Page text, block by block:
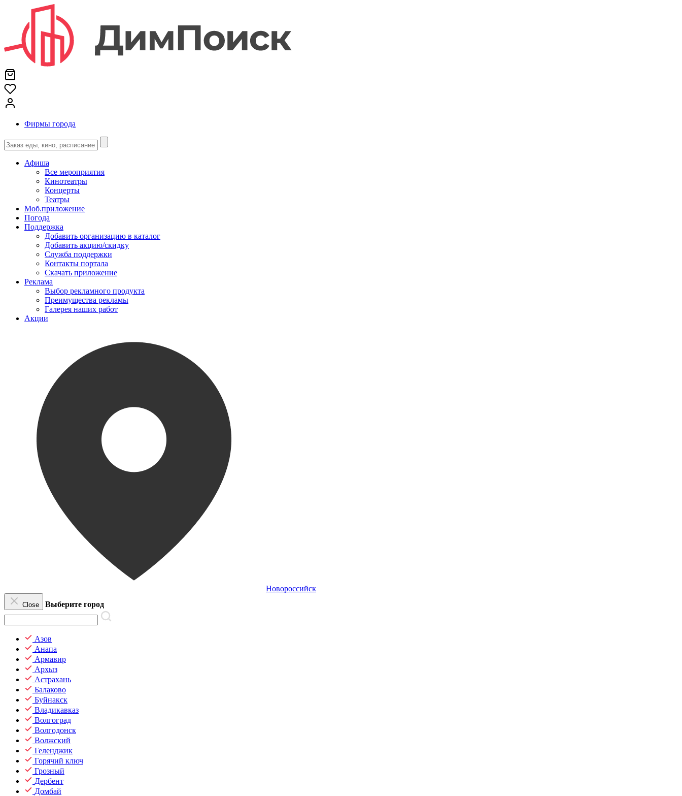
Фирмы города
Афиша
Все мероприятия
Кинотеатры
Концерты
Театры
Моб.приложение
Погода
Поддержка
Добавить организацию в каталог
Добавить акцию/скидку
Служба поддержки
Контакты портала
Скачать приложение
Реклама
Выбор рекламного продукта
Преимущества рекламы
Галерея наших работ
Акции
Новороссийск
Close Выберите город
Азов
Анапа
Армавир
Архыз
Астрахань
Балаково
Буйнакск
Владикавказ
Волгоград
Волгодонск
Волжский
Геленджик
Горячий ключ
Грозный
Дербент
Домбай